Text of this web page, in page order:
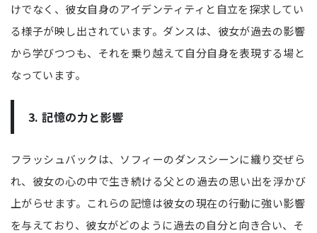
けでなく、彼女自身のアイデンティティと自立を探求してい
る様子が映し出されています。ダンスは、彼女が過去の影響
から学びつつも、それを乗り越えて自分自身を表現する場と
なっています。
3. 記憶の力と影響
フラッシュバックは、ソフィーのダンスシーンに織り交ぜら
れ、彼女の心の中で生き続ける父との過去の思い出を浮かび
上がらせます。これらの記憶は彼女の現在の行動に強い影響
を与えており、彼女がどのように過去の自分と向き合い、そ